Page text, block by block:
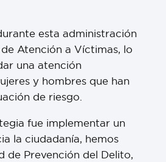
esta administración
Atención a Víctimas, lo
una atención
y hombres que han
de riesgo.
fue implementar un
la ciudadanía, hemos
de Prevención del Delito,